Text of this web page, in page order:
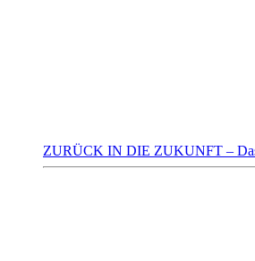
ZURÜCK IN DIE ZUKUNFT –